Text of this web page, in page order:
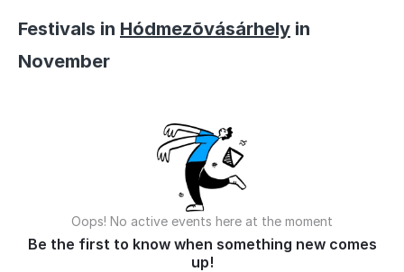
Festivals in Hódmezõvásárhely in
November
Oops! No active events here at the moment
Be the first to know when something new comes
up!